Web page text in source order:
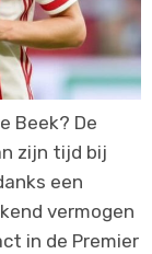
Beek? De
zijn tijd bij
een
vermogen
in de Premier